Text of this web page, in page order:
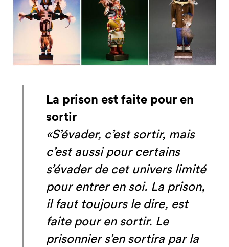
La prison est faite pour en
sortir
«S’évader, c’est sortir, mais
c’est aussi pour certains
s’évader de cet univers limité
pour entrer en soi. La prison,
il faut toujours le dire, est
faite pour en sortir. Le
prisonnier s’en sortira par la